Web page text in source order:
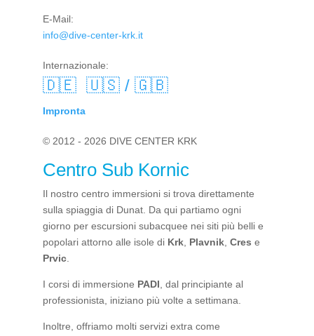
E-Mail:
info@dive-center-krk.it
Internazionale:
🇩🇪 🇺🇸 / 🇬🇧
Impronta
© 2012 - 2026 DIVE CENTER KRK
Centro Sub Kornic
Il nostro centro immersioni si trova direttamente
sulla spiaggia di Dunat. Da qui partiamo ogni
giorno per escursioni subacquee nei siti più belli e
popolari attorno alle isole di Krk, Plavnik, Cres e
Prvic.
I corsi di immersione PADI , dal principiante al
professionista, iniziano più volte a settimana.
Inoltre, offriamo molti servizi extra come